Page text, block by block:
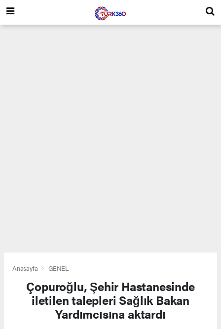
Anasayfa GENEL
Çopuroğlu, Şehir Hastanesinde
iletilen talepleri Sağlık Bakan
Yardımcısına aktardı